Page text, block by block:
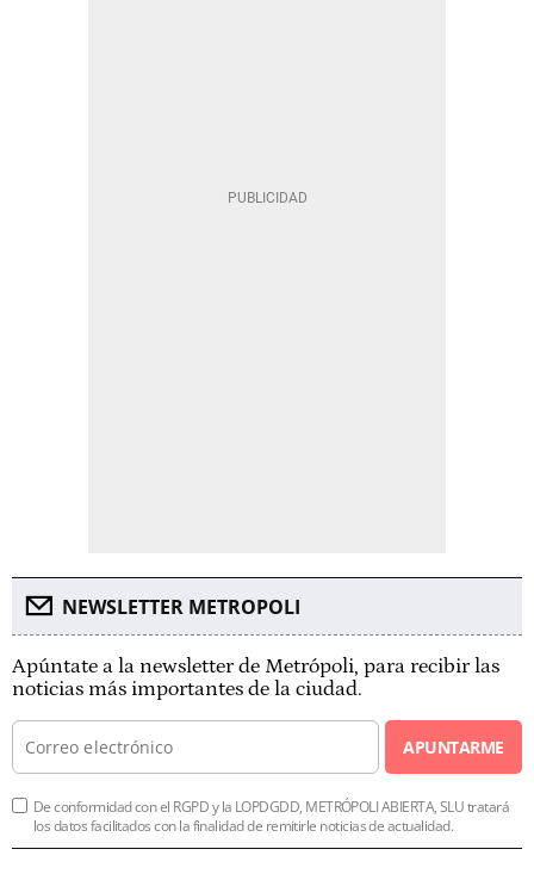
NEWSLETTER METROPOLI
Apúntate a la newsletter de Metrópoli, para recibir las
noticias más importantes de la ciudad.
APUNTARME
De conformidad con el RGPD y la LOPDGDD, METRÓPOLI ABIERTA, SLU tratará
los datos facilitados con la finalidad de remitirle noticias de actualidad.